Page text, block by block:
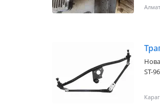
B
ST-96175536 Трапеция